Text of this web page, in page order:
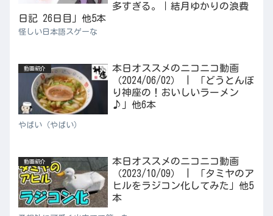
多すぎる。｜結月ゆかりの浪費
日記 26日目」他5本
怪しい日本語スゲーな
動画紹介
本日オススメのニコニコ動画
（2024/06/02） | 「どうとんぼ
り神座の！おいしいラーメン
♪」他6本
やばい（やばい）
動画紹介
本日オススメのニコニコ動画
（2023/10/09） | 「タミヤのア
ヒルをラジコン化してみた」他5
本